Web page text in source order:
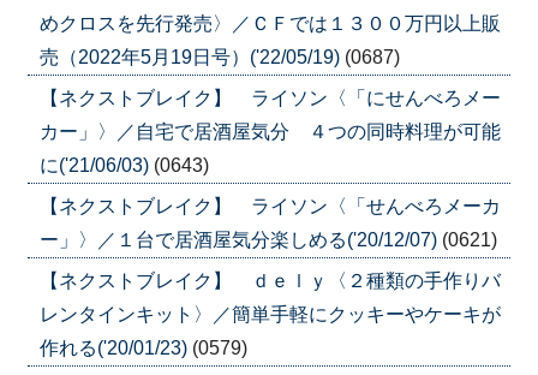
めクロスを先行発売〉／ＣＦでは１３００万円以上販
売（2022年5月19日号）('22/05/19) (0687)
【ネクストブレイク】 ライソン〈「にせんべろメー
カー」〉／自宅で居酒屋気分 ４つの同時料理が可能
に('21/06/03) (0643)
【ネクストブレイク】 ライソン〈「せんべろメーカ
ー」〉／１台で居酒屋気分楽しめる('20/12/07) (0621)
【ネクストブレイク】 ｄｅｌｙ〈２種類の手作りバ
レンタインキット〉／簡単手軽にクッキーやケーキが
作れる('20/01/23) (0579)